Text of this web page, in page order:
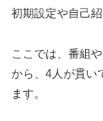
初期設定や自己
ここでは、番組
から、4人が貫い
ます。